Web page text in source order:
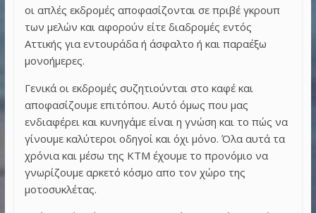
οι απλές εκδρομές αποφασίζονται σε πριβέ γκρουπ
των μελών και αφορούν είτε διαδρομές εντός
Αττικής για εντουράδα ή άσφαλτο ή και παραέξω
μονοήμερες.
Γενικά οι εκδρομές συζητιούνται στο καφέ και
αποφασίζουμε επιτόπου. Αυτό όμως που μας
ενδιαφέρει και κυνηγάμε είναι η γνώση και το πώς να
γίνουμε καλύτεροι οδηγοί και όχι μόνο. Όλα αυτά τα
χρόνια και μέσω της ΚΤΜ έχουμε το προνόμιο να
γνωρίζουμε αρκετό κόσμο απο τον χώρο της
μοτοσυκλέτας.